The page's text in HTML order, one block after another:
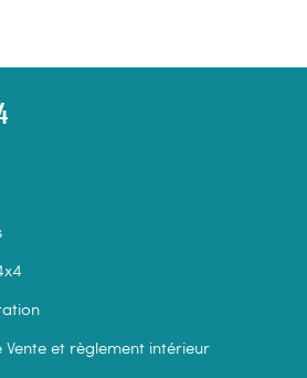
et règlement intérieur